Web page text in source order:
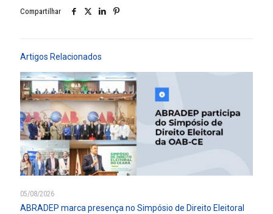
Compartilhar
Artigos Relacionados
05/08/2026
ABRADEP marca presença no Simpósio de Direito Eleitoral